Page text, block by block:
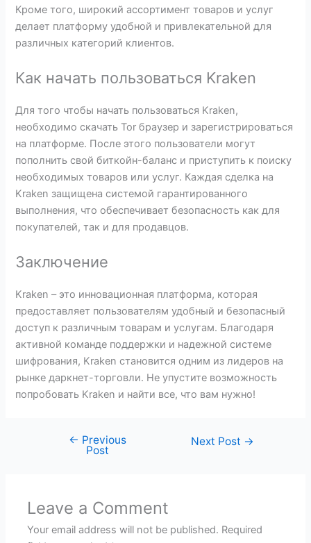
Кроме того, широкий ассортимент товаров и услуг
делает платформу удобной и привлекательной для
различных категорий клиентов.
Как начать пользоваться Kraken
Для того чтобы начать пользоваться Kraken,
необходимо скачать Tor браузер и зарегистрироваться
на платформе. После этого пользователи могут
пополнить свой биткойн-баланс и приступить к поиску
необходимых товаров или услуг. Каждая сделка на
Kraken защищена системой гарантированного
выполнения, что обеспечивает безопасность как для
покупателей, так и для продавцов.
Заключение
Kraken – это инновационная платформа, которая
предоставляет пользователям удобный и безопасный
доступ к различным товарам и услугам. Благодаря
активной команде поддержки и надежной системе
шифрования, Kraken становится одним из лидеров на
рынке даркнет-торговли. Не упустите возможность
попробовать Kraken и найти все, что вам нужно!
← Previous
Post
Next Post →
Leave a Comment
Your email address will not be published. Required